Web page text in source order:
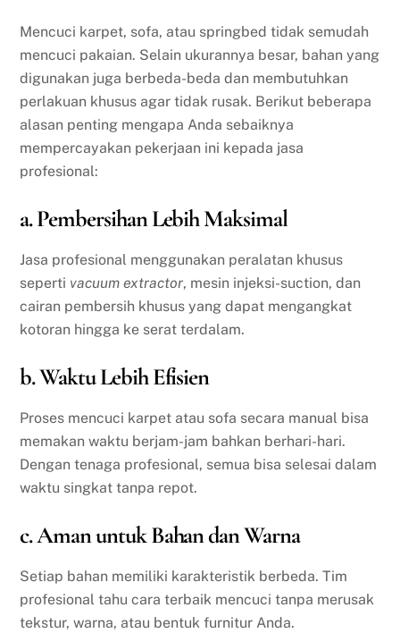
Mencuci karpet, sofa, atau springbed tidak semudah
mencuci pakaian. Selain ukurannya besar, bahan yang
digunakan juga berbeda-beda dan membutuhkan
perlakuan khusus agar tidak rusak. Berikut beberapa
alasan penting mengapa Anda sebaiknya
mempercayakan pekerjaan ini kepada jasa
profesional:
a. Pembersihan Lebih Maksimal
Jasa profesional menggunakan peralatan khusus
seperti vacuum extractor, mesin injeksi-suction, dan
cairan pembersih khusus yang dapat mengangkat
kotoran hingga ke serat terdalam.
b. Waktu Lebih Efisien
Proses mencuci karpet atau sofa secara manual bisa
memakan waktu berjam-jam bahkan berhari-hari.
Dengan tenaga profesional, semua bisa selesai dalam
waktu singkat tanpa repot.
c. Aman untuk Bahan dan Warna
Setiap bahan memiliki karakteristik berbeda. Tim
profesional tahu cara terbaik mencuci tanpa merusak
tekstur, warna, atau bentuk furnitur Anda.